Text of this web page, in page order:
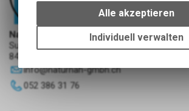
NaturNah GmbH
Sunnehofstrasse 7
8493 Saland
info@naturnah-gmbh.ch
052 386 31 76
bestimmte
Einstellungen auf
um die grundlegenden
Funktionen unseres
des Warenkorbs, zu
Alle akzeptieren
Individuell verwalten